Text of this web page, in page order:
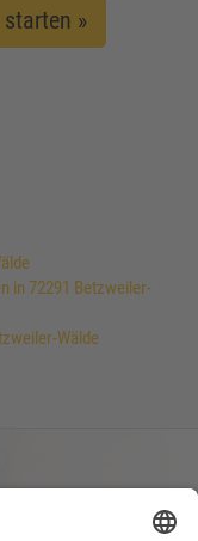
»
in 72291 Betzweiler-
Wälde